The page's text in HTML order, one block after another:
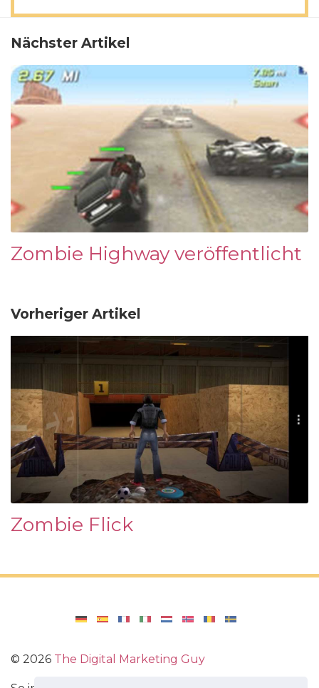
Nächster Artikel
Zombie Highway veröffentlicht
Vorheriger Artikel
Zombie Flick
© 2026 The Digital Marketing Guy